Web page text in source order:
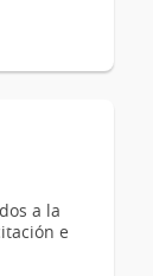
a la
e